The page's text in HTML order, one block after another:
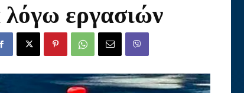
εργασιών